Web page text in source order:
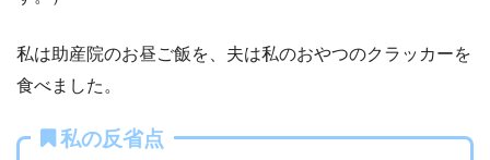
私は助産院のお昼ご飯を、夫は私のおやつのクラッカーを
食べました。
私の反省点